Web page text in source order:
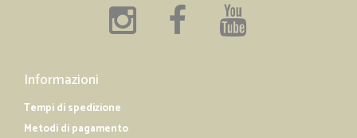
Informazioni
Tempi di spedizione
Metodi di pagamento